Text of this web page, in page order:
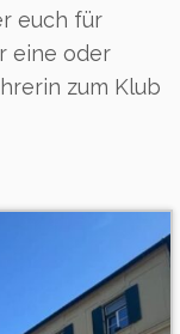
euch für
eine oder
zum Klub